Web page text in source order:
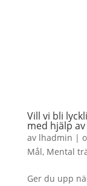
Vill vi bli
med hjälp av
av lhadmin |
Mål, Mental
Ger du upp